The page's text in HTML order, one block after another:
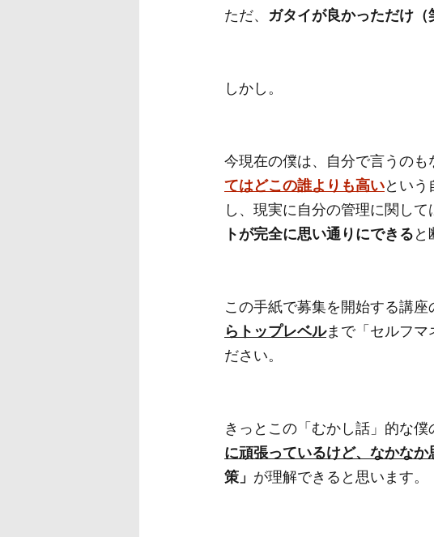
ただ、 ガタイが良かっただけ（
しかし。
今現在の僕は、自分で言うのも
てはどこの誰よりも高いという
し、現実に自分の管理に関し
トが完全に思い通りにできる と
この手紙で募集を開始する講
らトップレベルまで「セルフマ
ださい。
きっとこの「むかし話」的な
に頑張っているけど、なかなか
策」 が理解できると思います。